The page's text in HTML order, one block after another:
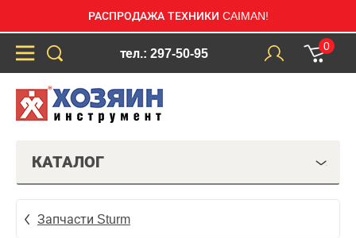
РАСПРОДАЖА ТЕХНИКИ CAIMAN!
тел.: 297-50-95
0
КАТАЛОГ
Запчасти Sturm